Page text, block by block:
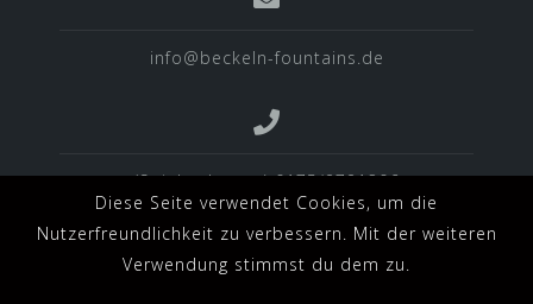
info@beckeln-fountains.de
(Spielverlegung) 0175/2721306
Diese Seite verwendet Cookies, um die
Nutzerfreundlichkeit zu verbessern. Mit der weiteren
Verwendung stimmst du dem zu.